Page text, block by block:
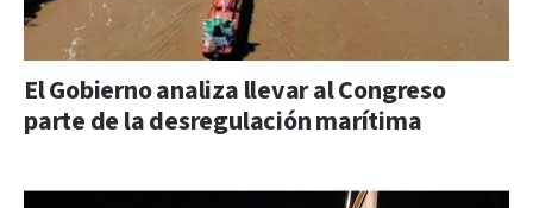
El Gobierno analiza llevar al Congreso
parte de la desregulación marítima